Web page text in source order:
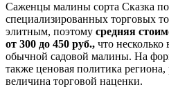
Саженцы малины сорта Сказка
специализированных торговых
элитным, поэтому средняя
от 300 до 450 руб., что
обычной садовой малины. На
также ценовая политика
величина торговой наценки.